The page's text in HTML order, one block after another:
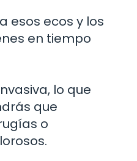
esos ecos y los
en tiempo
lo que
que
o